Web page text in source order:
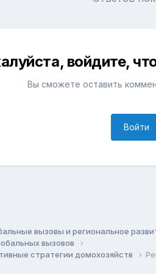
войдите,
Вы сможете оставить
Войти
вызовы и региональное
вызовов
стратегии домохозяйств